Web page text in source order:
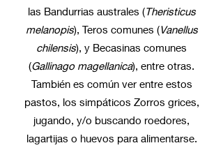
las Bandurrias australes (Theristicus
melanopis), Teros comunes (Vanellus
chilensis), y Becasinas comunes
(Gallinago magellanica), entre otras.
También es común ver entre estos
pastos, los simpáticos Zorros grices,
jugando, y/o buscando roedores,
lagartijas o huevos para alimentarse.